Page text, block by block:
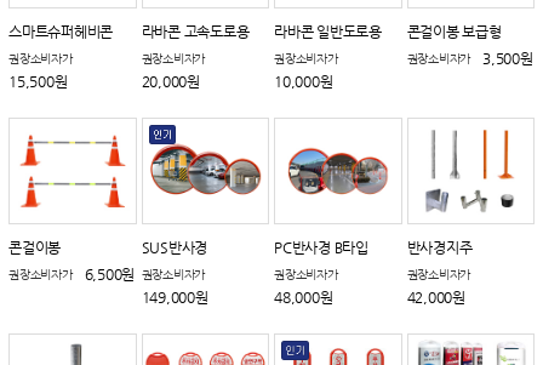
스마트슈퍼헤비콘
권장소비자가
15,500원
라바콘 고속도로용
권장소비자가
20,000원
라바콘 일반도로용
권장소비자가
10,000원
콘걸이봉 보급형
권장소비자가 3,500원
콘걸이봉
권장소비자가 6,500원
SUS반사경
권장소비자가
149,000원
PC반사경 B타입
권장소비자가
48,000원
반사경지주
권장소비자가
42,000원